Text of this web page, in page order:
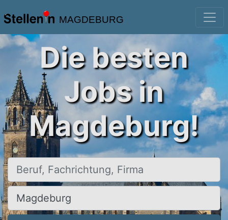
MAGDEBURG
Die besten
Jobs in
Magdeburg!
Beruf, Fachrichtung, Firma
Ort, Stadt